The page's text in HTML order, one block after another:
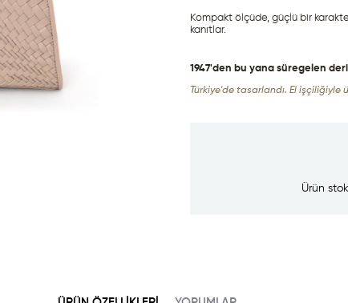
Kompakt ölçüde, güçlü bir
kanıtlar.
1947'den bu yana süregelen
Türkiye'de tasarlandı. El işçiliğiyle
Ürün